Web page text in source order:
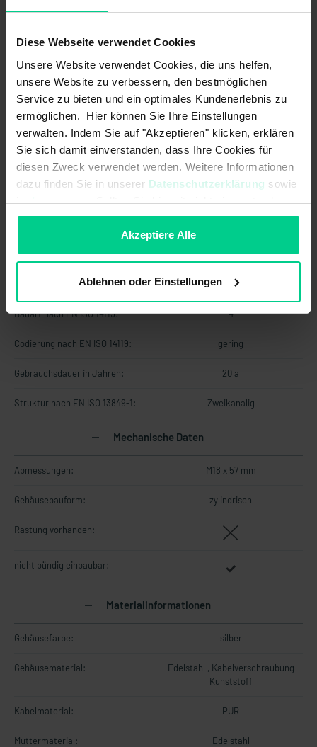
Diese Webseite verwendet Cookies
Unsere Website verwendet Cookies, die uns helfen,
unsere Website zu verbessern, den bestmöglichen
Service zu bieten und ein optimales Kundenerlebnis zu
ermöglichen. Hier können Sie Ihre Einstellungen
verwalten. Indem Sie auf "Akzeptieren" klicken, erklären
Sie sich damit einverstanden, dass Ihre Cookies für
diesen Zweck verwendet werden. Weitere Informationen
dazu finden Sie in unserer Datenschutzerklärung sowie
imImpressum. Sollten Sie hiermit nicht einverstanden
sein, können Sie die Verwendung von Cookies hier
Akzeptiere Alle
Ablehnen oder Einstellungen
Schaltstrom max.:
Schutzklasse: III
Technologie: Reed
Verschmutzungsgrad: 3
Vorwiderstand: 22 Ohm
gesicherter Ausschaltabstand (Sar): 22 mm
gesicherter Schaltabstand (Sao): 4 mm
B10d nach EN ISO 13849-1: 20000000
Bauart nach EN ISO 14119: 4
Codierung nach EN ISO 14119: gering
Gebrauchsdauer in Jahren: 20 a
Struktur nach EN ISO 13849-1: Zweikanalig
Mechanische Daten
Abmessungen: M18 x 57 mm
Gehäusebauform: zylindrisch
Rastung vorhanden:
nicht bündig einbaubar:
Materialinformationen
Gehäusefarbe: silber
Gehäusematerial:
Edelstahl , Kabelverschraubung
Kunststoff
Kabelmaterial: PUR
Muttermaterial: Edelstahl